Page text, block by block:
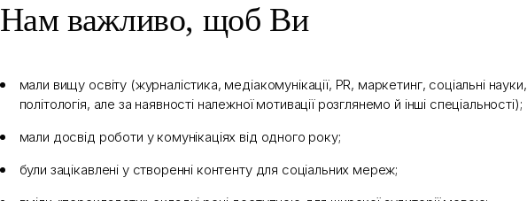
Нам важливо, щоб Ви
мали вищу освіту (журналістика, медіакомунікації, PR, маркетинг, соціальні науки,
політологія, але за наявності належної мотивації розглянемо й інші спеціальності);
мали досвід роботи у комунікаціях від одного року;
були зацікавлені у створенні контенту для соціальних мереж;